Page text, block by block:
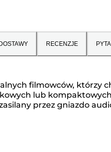
RECENZJE
filmowców, którzy
lub
przez gniazdo